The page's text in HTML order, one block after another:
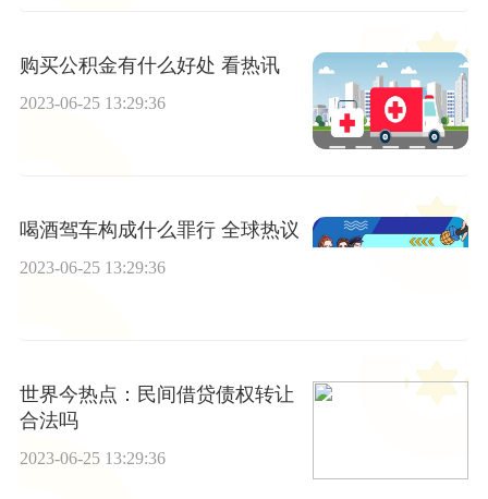
购买公积金有什么好处 看热讯
2023-06-25 13:29:36
喝酒驾车构成什么罪行 全球热议
2023-06-25 13:29:36
世界今热点：民间借贷债权转让
合法吗
2023-06-25 13:29:36